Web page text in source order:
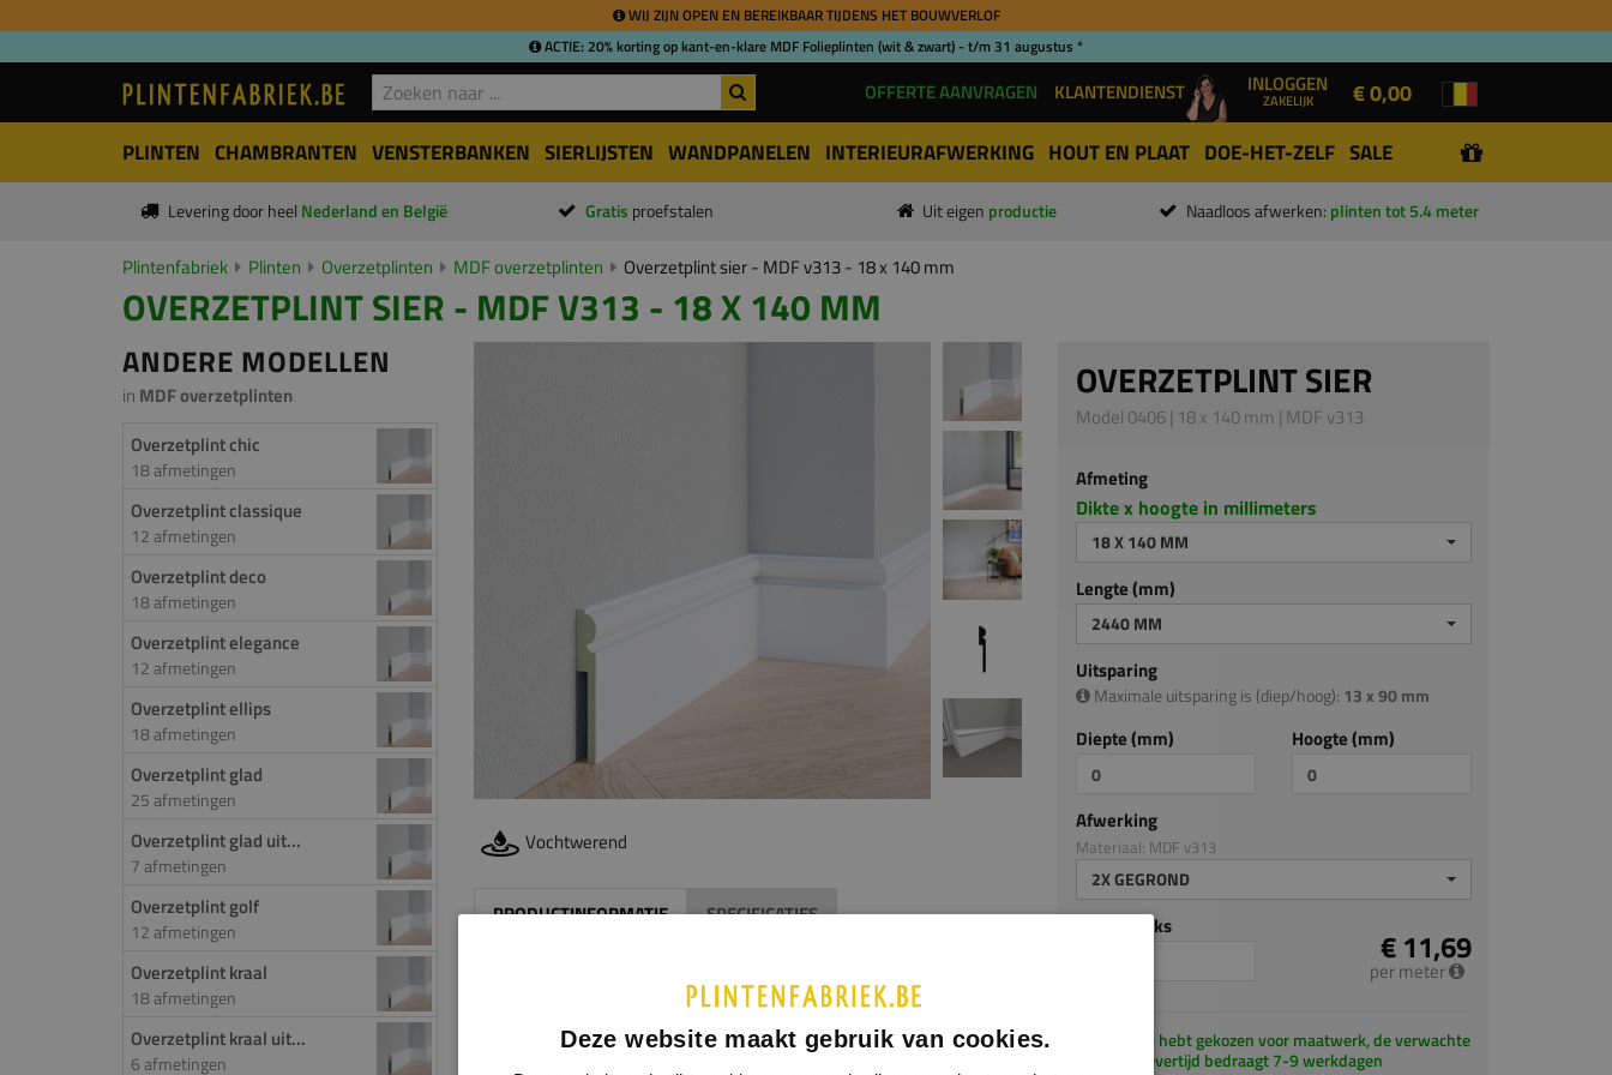
WIJ ZIJN OPEN EN BEREIKBAAR TIJDENS HET BOUWVERLOF
ACTIE: 20% korting op kant-en-klare MDF Folieplinten (wit & zwart) - t/m 31 augustus *
OFFERTE AANVRAGEN KLANTENDIENST INLOGGEN
ZAKELIJK € 0,00
PLINTEN CHAMBRANTEN VENSTERBANKEN SIERLIJSTEN WANDPANELEN INTERIEURAFWERKING HOUT EN PLAAT DOE-HET-ZELF SALE
Levering door heel Nederland en België Gratis proefstalen Uit eigen productie Naadloos afwerken: plinten tot 5.4 meter
Plintenfabriek Plinten Overzetplinten MDF overzetplinten Overzetplint sier - MDF v313 - 18 x 140 mm
OVERZETPLINT SIER - MDF V313 - 18 X 140 MM
ANDERE MODELLEN
in MDF overzetplinten
Overzetplint chic
18 afmetingen
Overzetplint classique
12 afmetingen
Overzetplint deco
18 afmetingen
Overzetplint elegance
12 afmetingen
Overzetplint ellips
18 afmetingen
Overzetplint glad
25 afmetingen
Overzetplint glad uit...
7 afmetingen
Overzetplint golf
12 afmetingen
Overzetplint kraal
18 afmetingen
Overzetplint kraal uit...
6 afmetingen
Vochtwerend
PRODUCTINFORMATIE SPECIFICATIES
de overzetplint gemakkelijk over de oude plint heen geplaatst
worden. De afmetingen van de gewenste uitsparing geeft u aan in
het formulier hiernaast. Houd hierbij rekening met de maximale
OVERZETPLINT SIER
Model 0406 | 18 x 140 mm | MDF v313
Afmeting
Dikte x hoogte in millimeters
18 X 140 MM
Lengte (mm)
2440 MM
Uitsparing
Maximale uitsparing is (diep/hoog): 13 x 90 mm
Diepte (mm) Hoogte (mm)
Afwerking
Materiaal: MDF v313
2X GEGROND
Aantal stuks € 11,69
per meter
Je hebt gekozen voor maatwerk, de verwachte
levertijd bedraagt 7-9 werkdagen
Deze website maakt gebruik van cookies.